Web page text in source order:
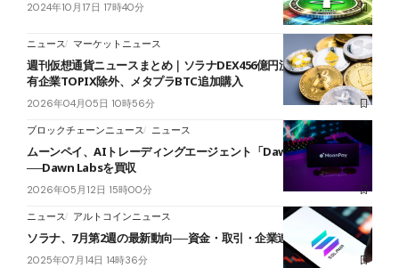
2024年10月17日 17時40分
ニュース マーケットニュース
週刊仮想通貨ニュースまとめ｜ソラナDEX456億円流出、仮想通貨保
有企業TOPIX除外、メタプラBTC追加購入
2026年04月05日 10時56分
ブロックチェーンニュース ニュース
ムーンペイ、AIトレーディングエージェント「Dawn CLI」を発表
──Dawn Labsを買収
2026年05月12日 15時00分
ニュース アルトコインニュース
ソラナ、7月第2週の最新動向──資金・取引・企業連携の拡大
2025年07月14日 14時36分